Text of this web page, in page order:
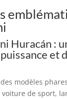
Huracán :
et
modèles
de sport,